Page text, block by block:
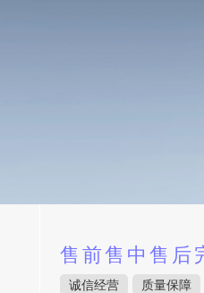
售前售中售后
诚信经营 质量保障